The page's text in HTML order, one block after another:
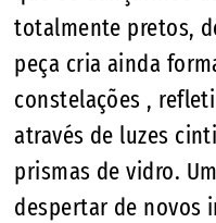
totalmente pretos,
peça cria ainda
constelações ,
através de luzes
prismas de vidro.
despertar de novos